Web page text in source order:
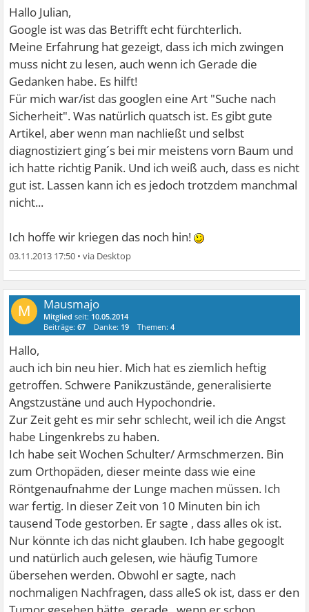
Hallo Julian,
Google ist was das Betrifft echt fürchterlich.
Meine Erfahrung hat gezeigt, dass ich mich zwingen
muss nicht zu lesen, auch wenn ich Gerade die
Gedanken habe. Es hilft!
Für mich war/ist das googlen eine Art "Suche nach
Sicherheit". Was natürlich quatsch ist. Es gibt gute
Artikel, aber wenn man nachließt und selbst
diagnostiziert ging´s bei mir meistens vorn Baum und
ich hatte richtig Panik. Und ich weiß auch, dass es nicht
gut ist. Lassen kann ich es jedoch trotzdem manchmal
nicht...
Ich hoffe wir kriegen das noch hin!
03.11.2013 17:50 •
M Mausmajo
Mitglied seit: 10.05.2014
Beiträge:67 Danke: 19 Themen:4
Hallo,
auch ich bin neu hier. Mich hat es ziemlich heftig
getroffen. Schwere Panikzustände, generalisierte
Angstzustäne und auch Hypochondrie.
Zur Zeit geht es mir sehr schlecht, weil ich die Angst
habe Lingenkrebs zu haben.
Ich habe seit Wochen Schulter/ Armschmerzen. Bin
zum Orthopäden, dieser meinte dass wie eine
Röntgenaufnahme der Lunge machen müssen. Ich
war fertig. In dieser Zeit von 10 Minuten bin ich
tausend Tode gestorben. Er sagte , dass alles ok ist.
Nur könnte ich das nicht glauben. Ich habe gegooglt
und natürlich auch gelesen, wie häufig Tumore
übersehen werden. Obwohl er sagte, nach
nochmaligen Nachfragen, dass alleS ok ist, dass er den